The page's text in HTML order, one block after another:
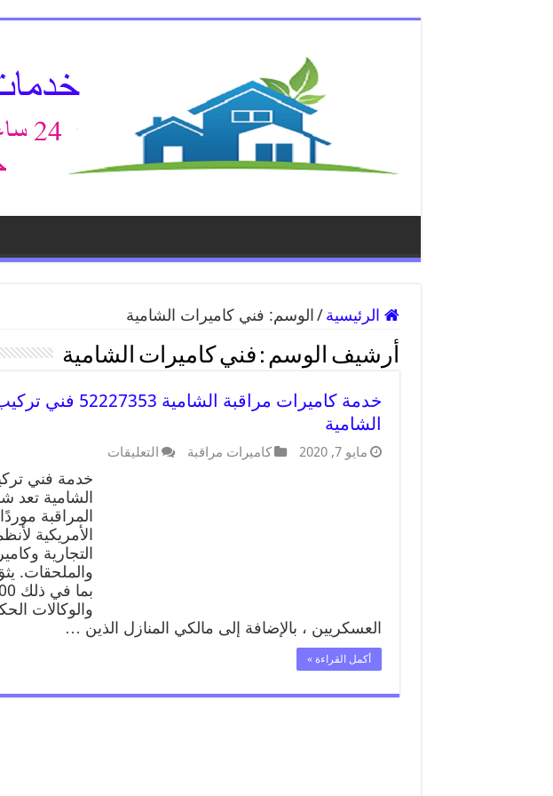
الرئيسية / الوسم: فني كاميرات الشامية
أرشيف الوسم : فني كاميرات الشامية
خدمة كاميرات مراقبة
الشامية
مايو 7, 2020 كاميرات مراقبة التعليقات
خدمة فني
المراقبة
الأمريكية
والوكالات
العسكريين ، بالإضافة إلى مالكي المنازل الذين …
أكمل القراءة »